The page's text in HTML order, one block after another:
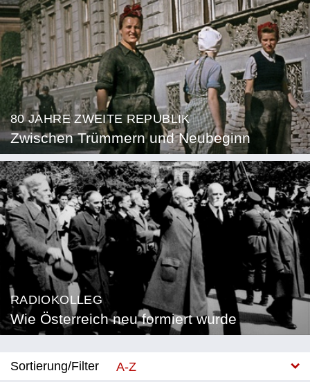
80 JAHRE ZWEITE REPUBLIK
Zwischen Trümmern und Neubeginn
RADIOKOLLEG
Wie Österreich neu formiert wurde
Sortierung/Filter
A-Z